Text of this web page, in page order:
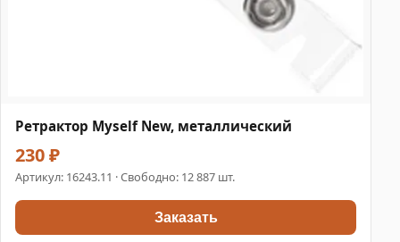
Ретрактор Myself New, металлический
230 ₽
Артикул: 16243.11 · Свободно: 12 887 шт.
Заказать